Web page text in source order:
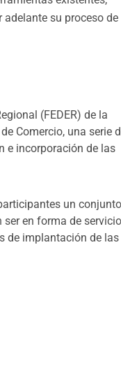
Comercio, una serie de
e incorporación de las
un conjunto
implantación de las